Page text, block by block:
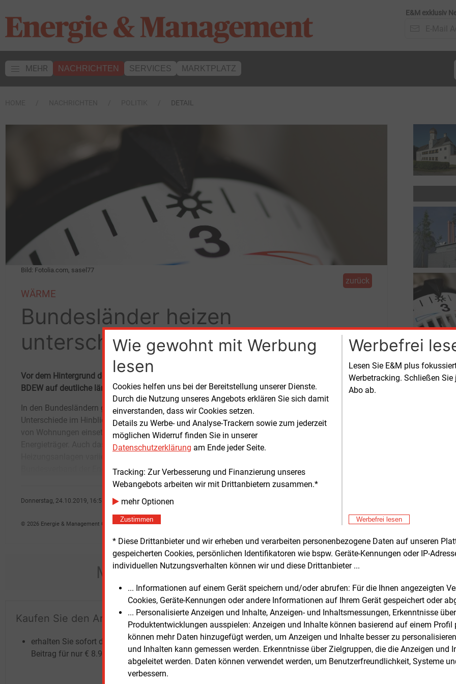
E&M exklusiv
MEHR NACHRICHTEN SERVICES MARKTPLATZ
DETAIL
Wie gewohnt mit Werbung
lesen
Cookies helfen uns bei der Bereitstellung unserer Dienste.
Durch die Nutzung unseres Angebots erklären Sie sich damit
einverstanden, dass wir Cookies setzen.
Details zu Werbe- und Analyse-Trackern sowie zum jederzeit
möglichen Widerruf finden Sie in unserer
Datenschutzerklärung am Ende jeder Seite.
Tracking: Zur Verbesserung und Finanzierung unseres
Webangebots arbeiten wir mit Drittanbietern zusammen.*
mehr Optionen
Zustimmen
Werbefrei
Lesen Sie E&M plus
Werbetracking. Schließen
Abo ab.
Werbefrei lesen
* Diese Drittanbieter und wir erheben und verarbeiten personenbezogene Daten auf unseren
gespeicherten Cookies, persönlichen Identifikatoren wie bspw. Geräte-Kennungen oder IP-
individuellen Nutzungsverhalten können wir und diese Drittanbieter ...
... Informationen auf einem Gerät speichern und/oder abrufen: Für die Ihnen angezeigten
Cookies, Geräte-Kennungen oder andere Informationen auf Ihrem Gerät gespeichert oder
... Personalisierte Anzeigen und Inhalte, Anzeigen- und Inhaltsmessungen, Erkenntnisse
Produktentwicklungen ausspielen: Anzeigen und Inhalte können basierend auf einem Profil
können mehr Daten hinzugefügt werden, um Anzeigen und Inhalte besser zu
und Inhalten kann gemessen werden. Erkenntnisse über Zielgruppen, die die Anzeigen und
abgeleitet werden. Daten können verwendet werden, um Benutzerfreundlichkeit, Systeme
verbessern.
Bild: Fotolia.com, sasel77
zurück
WÄRME
Bundesländer heizen
unterschiedlich
Vor dem Hintergrund der Diskussionen über mehr Klimaschutz in der Wärmeversorgung weist der
BDEW auf deutliche länderbezogene Unterschiede in der Beheizungsstruktur von Wohnungen hin.
In den Bundesländern gibt es deutliche
Unterschiede im Hinblick auf die zum Heizen
von Wohnungen einsetzten Technologien und
Energieträger. Auch das Durchschnittsalter der
Bundesverband der Energie- und
Wasserwirtschaft. Als wichtige
Einflussfaktoren nennt der BDEW
Siedlungsdichte, vorhandene
Leitungsinfrastruktur und regionale
Donnerstag, 24.10.2019, 16:55 Uhr
© 2026 Energie & Management GmbH
Möchten Sie diese und weitere Nachrichten
Kaufen Sie den Artikel
erhalten Sie sofort diesen redaktionellen
Beitrag für nur € 8.93
Testen SieE&M
kostenlos
und unverbindlich
Zwei Wochen kostenfreier Zugang
Zugang auf stündlich aktualisierte
Login